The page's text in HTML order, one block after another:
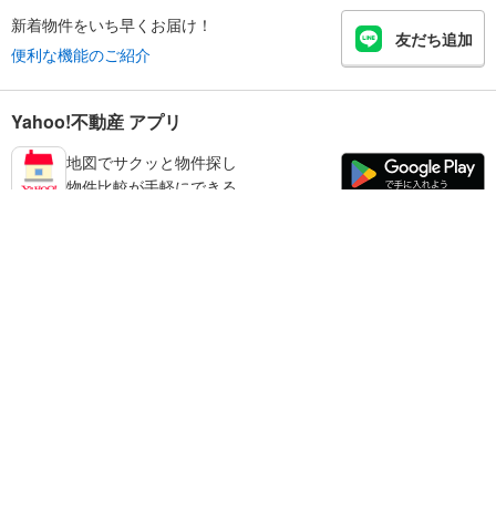
新着物件をいち早くお届け！
便利な機能のご紹介
友だち追加
Yahoo!不動産 アプリ
地図でサクッと物件探し
物件比較が手軽にできる